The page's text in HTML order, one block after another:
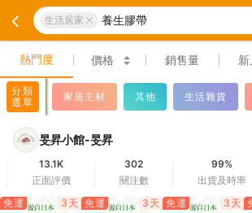
生活居家 養生膠帶
熱門度 價格 銷售量
分類
選單
家居主材 其他 生活雜貨
旻昇小館-旻昇
13.1K
正面評價
302
關注數
99%
出貨及時率
免運
3天 免運 3天 免運 3天